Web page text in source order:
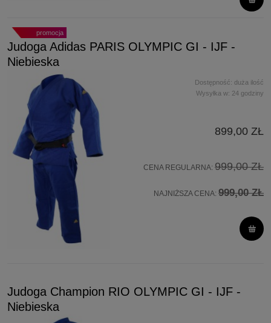
Judoga Adidas PARIS OLYMPIC GI - IJF -
Niebieska
Dostępność: duża ilość
Wysyłka w: 24 godziny
899,00 ZŁ
CENA REGULARNA: 999,00 ZŁ
NAJNIŻSZA CENA: 999,00 ZŁ
promocja
Judoga Champion RIO OLYMPIC GI - IJF -
Niebieska